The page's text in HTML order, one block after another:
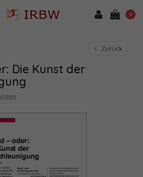
0
Zurück
Die Kunst der